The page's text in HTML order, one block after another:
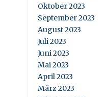
Oktober 2023
September 2023
August 2023
Juli 2023
Juni 2023
Mai 2023
April 2023
März 2023